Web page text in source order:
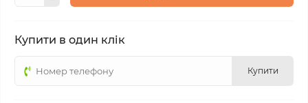
Купити в один клік
Купити